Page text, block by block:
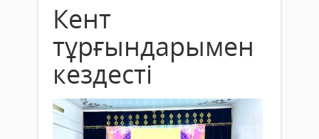
Кент
тұрғындарымен
кездесті